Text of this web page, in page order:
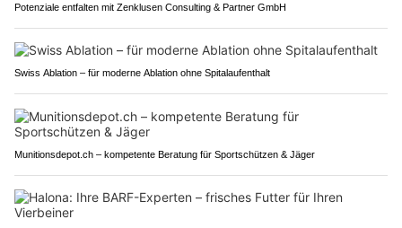
Potenziale entfalten mit Zenklusen Consulting & Partner GmbH
Swiss Ablation – für moderne Ablation ohne Spitalaufenthalt
Munitionsdepot.ch – kompetente Beratung für Sportschützen & Jäger